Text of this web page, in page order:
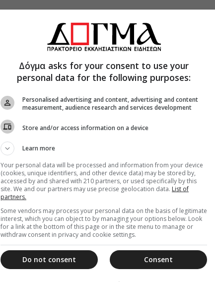
Δόγμα asks for your consent to use your
personal data for the following purposes:
Personalised advertising and content, advertising and content
measurement, audience research and services development
Store and/or access information on a device
Learn more
Your personal data will be processed and information from your device
(cookies, unique identifiers, and other device data) may be stored by,
accessed by and shared with 210 partners, or used specifically by this
site. We and our partners may use precise geolocation data. List of
partners.
Some vendors may process your personal data on the basis of legitimate
interest, which you can object to by managing your options below. Look
for a link at the bottom of this page or in the site menu to manage or
withdraw consent in privacy and cookie settings.
Consent
Do not consent